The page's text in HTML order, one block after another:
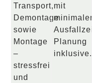
Transport,
Demontage
sowie
Montage
–
stressfrei
und
mit
minimaler
Planung
inklusive.